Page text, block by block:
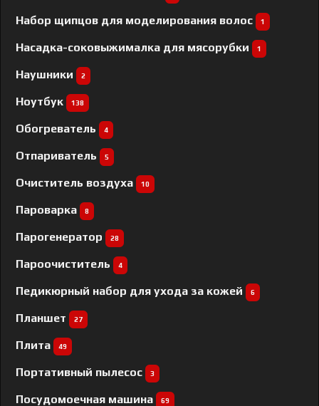
Набор щипцов для моделирования волос 1
Насадка-соковыжималка для мясорубки 1
Наушники 2
Ноутбук 138
Обогреватель 4
Отпариватель 5
Очиститель воздуха 10
Пароварка 8
Парогенератор 28
Пароочиститель 4
Педикюрный набор для ухода за кожей 6
Планшет 27
Плита 49
Портативный пылесос 3
Посудомоечная машина 69